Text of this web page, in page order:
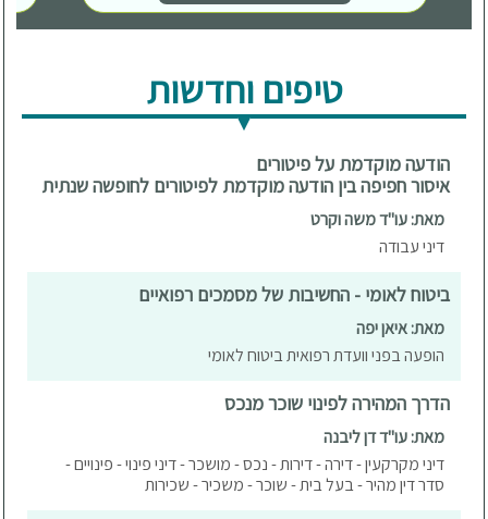
טיפים וחדשות
הודעה מוקדמת על פיטורים
איסור חפיפה בין הודעה מוקדמת לפיטורים לחופשה שנתית
מאת: עו"ד משה וקרט
דיני עבודה
ביטוח לאומי - החשיבות של מסמכים רפואיים
מאת: איאן יפה
הופעה בפני וועדת רפואית ביטוח לאומי
הדרך המהירה לפינוי שוכר מנכס
מאת: עו"ד דן ליבנה
דיני מקרקעין - דירה - דירות - נכס - מושכר - דיני פינוי - פינויים -
סדר דין מהיר - בעל בית - שוכר - משכיר - שכירות